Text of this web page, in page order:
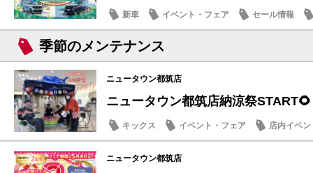
新車 イベント・フェア セール情報
季節のメンテナンス
ニュータウン都筑店
ニュータウン都筑店納涼祭START🌻
キックス イベント・フェア
店内イベン
季節のメンテナンス
ニュータウン都筑店